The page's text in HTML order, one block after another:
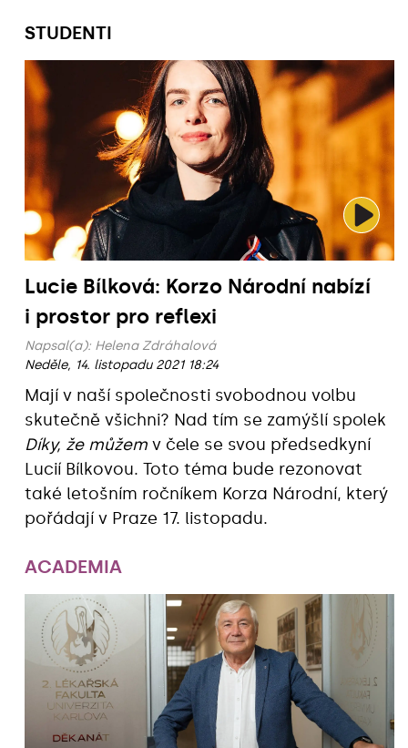
STUDENTI
Lucie Bílková: Korzo Národní nabízí
i prostor pro reflexi
Napsal(a): Helena Zdráhalová
Neděle, 14. listopadu 2021 18:24
Mají v naší společnosti svobodnou volbu
skutečně všichni? Nad tím se zamýšlí spolek
Díky, že můžem v čele se svou předsedkyní
Lucií Bílkovou. Toto téma bude rezonovat
také letošním ročníkem Korza Národní, který
pořádají v Praze 17. listopadu.
ACADEMIA